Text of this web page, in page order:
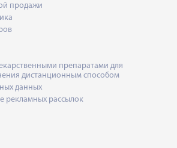
продажи
препаратами для
дистанционным способом
данных
рекламных рассылок